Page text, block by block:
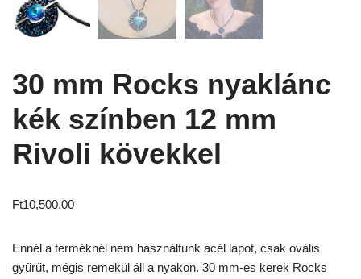
30 mm Rocks nyaklánc
kék színben 12 mm
Rivoli kövekkel
Ft10,500.00
Ennél a terméknél nem használtunk acél lapot, csak ovális
gyűrűt, mégis remekül áll a nyakon. 30 mm-es kerek Rocks